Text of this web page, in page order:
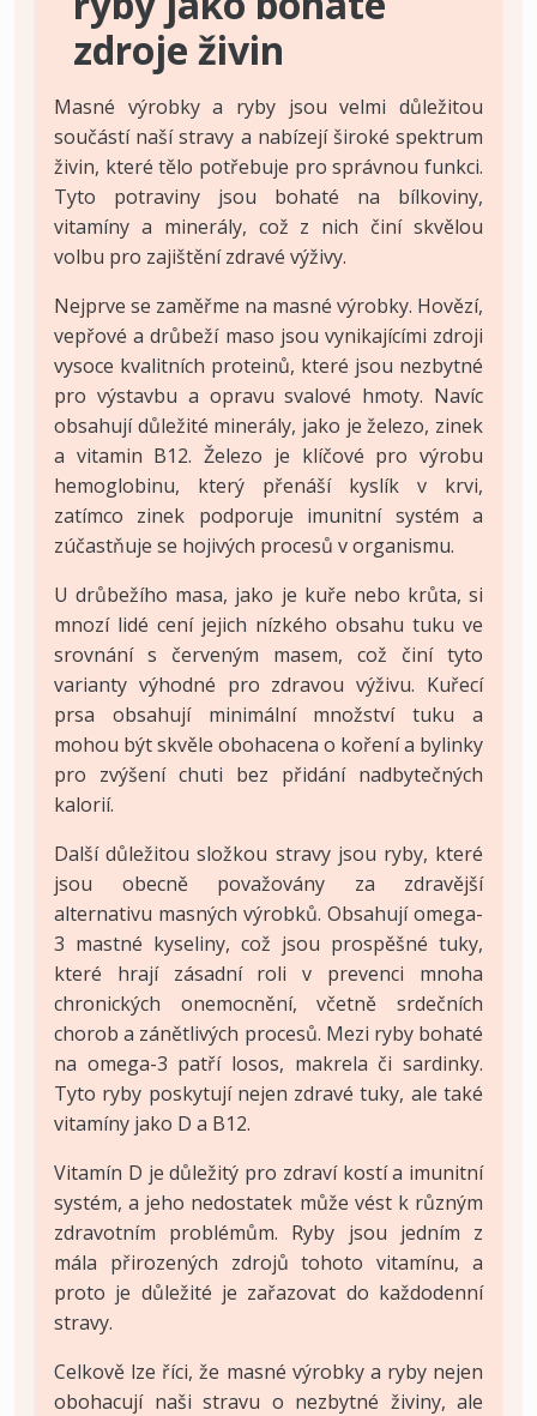
zdroje živin
Masné výrobky a ryby jsou velmi důležitou
součástí naší stravy a nabízejí široké spektrum
živin, které tělo potřebuje pro správnou funkci.
Tyto potraviny jsou bohaté na bílkoviny,
vitamíny a minerály, což z nich činí skvělou
volbu pro zajištění zdravé výživy.
Nejprve se zaměřme na masné výrobky. Hovězí,
vepřové a drůbeží maso jsou vynikajícími zdroji
vysoce kvalitních proteinů, které jsou nezbytné
pro výstavbu a opravu svalové hmoty. Navíc
obsahují důležité minerály, jako je železo, zinek
a vitamin B12. Železo je klíčové pro výrobu
hemoglobinu, který přenáší kyslík v krvi,
zatímco zinek podporuje imunitní systém a
zúčastňuje se hojivých procesů v organismu.
U drůbežího masa, jako je kuře nebo krůta, si
mnozí lidé cení jejich nízkého obsahu tuku ve
srovnání s červeným masem, což činí tyto
varianty výhodné pro zdravou výživu. Kuřecí
prsa obsahují minimální množství tuku a
mohou být skvěle obohacena o koření a bylinky
pro zvýšení chuti bez přidání nadbytečných
kalorií.
Další důležitou složkou stravy jsou ryby, které
jsou obecně považovány za zdravější
alternativu masných výrobků. Obsahují omega-
3 mastné kyseliny, což jsou prospěšné tuky,
které hrají zásadní roli v prevenci mnoha
chronických onemocnění, včetně srdečních
chorob a zánětlivých procesů. Mezi ryby bohaté
na omega-3 patří losos, makrela či sardinky.
Tyto ryby poskytují nejen zdravé tuky, ale také
vitamíny jako D a B12.
Vitamín D je důležitý pro zdraví kostí a imunitní
systém, a jeho nedostatek může vést k různým
zdravotním problémům. Ryby jsou jedním z
mála přirozených zdrojů tohoto vitamínu, a
proto je důležité je zařazovat do každodenní
stravy.
Celkově lze říci, že masné výrobky a ryby nejen
obohacují naši stravu o nezbytné živiny, ale